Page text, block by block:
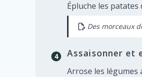
Épluche les
Des morceaux
Assaisonner et
Arrose les légumes